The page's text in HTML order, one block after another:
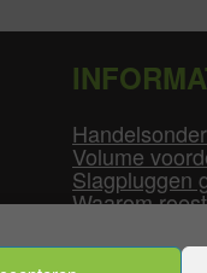
Volume
Slagpluggen
Waarom
Pvc-buizen